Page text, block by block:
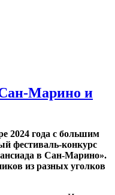
Марино и
2024 года с большим
фестиваль-конкурс
в Сан-Марино».
из разных уголков